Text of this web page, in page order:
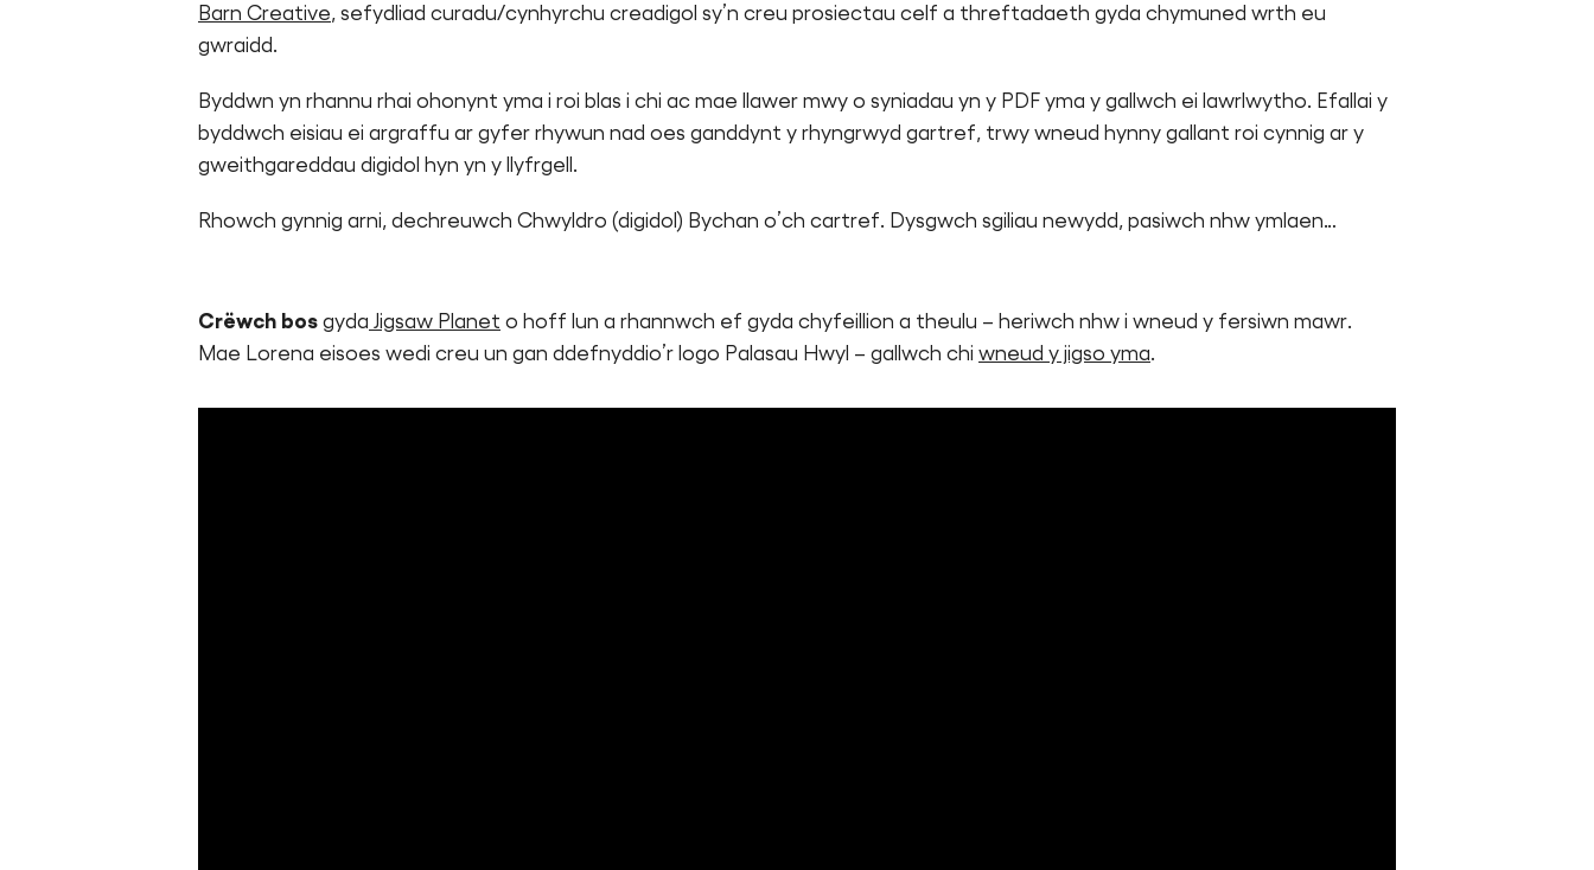
Barn Creative, sefydliad curadu/cynhyrchu creadigol sy’n creu prosiectau celf a threftadaeth gyda chymuned wrth eu
gwraidd.
Byddwn yn rhannu rhai ohonynt yma i roi blas i chi ac mae llawer mwy o syniadau yn y PDF yma y gallwch ei lawrlwytho. Efallai y
byddwch eisiau ei argraffu ar gyfer rhywun nad oes ganddynt y rhyngrwyd gartref, trwy wneud hynny gallant roi cynnig ar y
gweithgareddau digidol hyn yn y llyfrgell.
Rhowch gynnig arni, dechreuwch Chwyldro (digidol) Bychan o’ch cartref. Dysgwch sgiliau newydd, pasiwch nhw ymlaen…
Crëwch bos gyda Jigsaw Planet o hoff lun a rhannwch ef gyda chyfeillion a theulu – heriwch nhw i wneud y fersiwn mawr.
Mae Lorena eisoes wedi creu un gan ddefnyddio’r logo Palasau Hwyl – gallwch chi wneud y jigso yma.